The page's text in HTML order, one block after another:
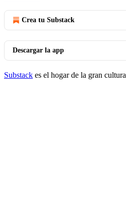
Crea tu Substack
Descargar la app
Substack es el hogar de la gran cultura